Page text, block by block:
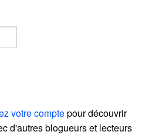
votre comptepour découvrir
d'autres blogueurs et lecteurs